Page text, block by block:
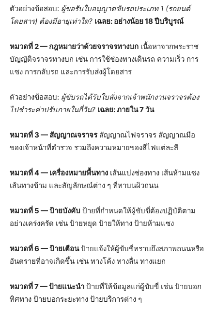
ตัวอย่างข้อสอบ: ผู้ขอรับใบอนุญาตขับรถประเภท 1 (รถยนต์
โดยสาร) ต้องมีอายุเท่าใด? เฉลย: อย่างน้อย 18 ปีบริบูรณ์
หมวดที่ 2 — กฎหมายว่าด้วยจราจรทางบก เนื้อหาจากพระราช
บัญญัติจราจรทางบก เช่น การใช้ช่องทางเดินรถ ความเร็ว การ
แซง การกลับรถ และการรับส่งผู้โดยสาร
ตัวอย่างข้อสอบ: ผู้ขับรถได้รับใบสั่งจากเจ้าพนักงานจราจรต้อง
ไปชำระค่าปรับภายในกี่วัน? เฉลย: ภายใน 7 วัน
หมวดที่ 3 — สัญญาณจราจรสัญญาณไฟจราจร สัญญาณมือ
ของเจ้าหน้าที่ตำรวจ รวมถึงความหมายของสีไฟแต่ละสี
หมวดที่ 4 — เครื่องหมายพื้นทาง เส้นแบ่งช่องทาง เส้นห้ามแซง
เส้นทางข้าม และสัญลักษณ์ต่าง ๆ ที่ทาบนผิวถนน
หมวดที่ 5 — ป้ายบังคับ ป้ายที่กำหนดให้ผู้ขับขี่ต้องปฏิบัติตาม
อย่างเคร่งครัด เช่น ป้ายหยุด ป้ายให้ทาง ป้ายห้ามแซง
หมวดที่ 6 — ป้ายเตือนป้ายแจ้งให้ผู้ขับขี่ทราบถึงสภาพถนนหรือ
อันตรายที่อาจเกิดขึ้น เช่น ทางโค้ง ทางลื่น ทางแยก
หมวดที่ 7 — ป้ายแนะนำ ป้ายที่ให้ข้อมูลแก่ผู้ขับขี่ เช่น ป้ายบอก
ทิศทาง ป้ายบอกระยะทาง ป้ายบริการต่าง ๆ